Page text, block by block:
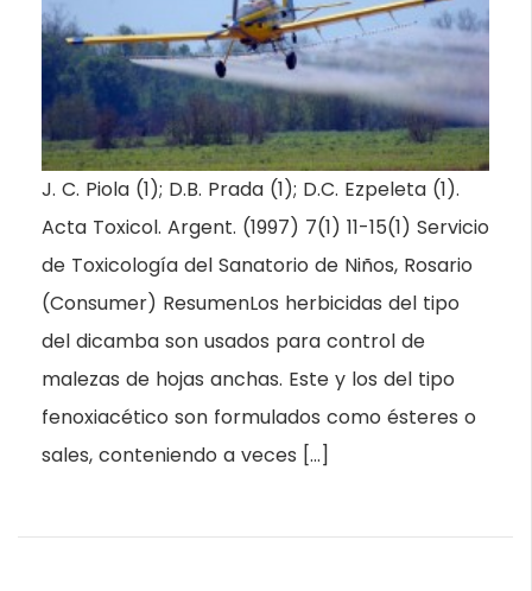
J. C. Piola (1); D.B. Prada (1); D.C. Ezpeleta (1).
Acta Toxicol. Argent. (1997) 7(1) 11-15(1) Servicio
de Toxicología del Sanatorio de Niños, Rosario
(Consumer) ResumenLos herbicidas del tipo
del dicamba son usados para control de
malezas de hojas anchas. Este y los del tipo
fenoxiacético son formulados como ésteres o
sales, conteniendo a veces […]